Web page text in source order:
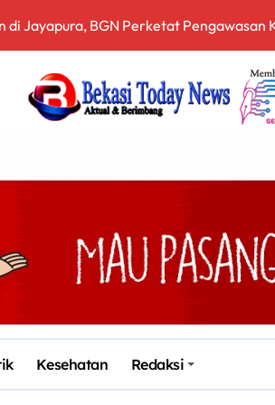
Pemerintah Diminta Buka Ruang
Bea Cukai Ngurah Rai Bali Gagalkan
Bekasi Gelar Aksi di Depan Pemkab,
dan Tabur Bunga di TMP Kalibata
Siapkan Sertifikasi Profesi Jaksa
Lonjakan Harga Minyak dan
DKI Jakarta Lebih Responsif Hadapi
Bekasi ke-76, Pemdes Muara
Kesehatan Redaksi